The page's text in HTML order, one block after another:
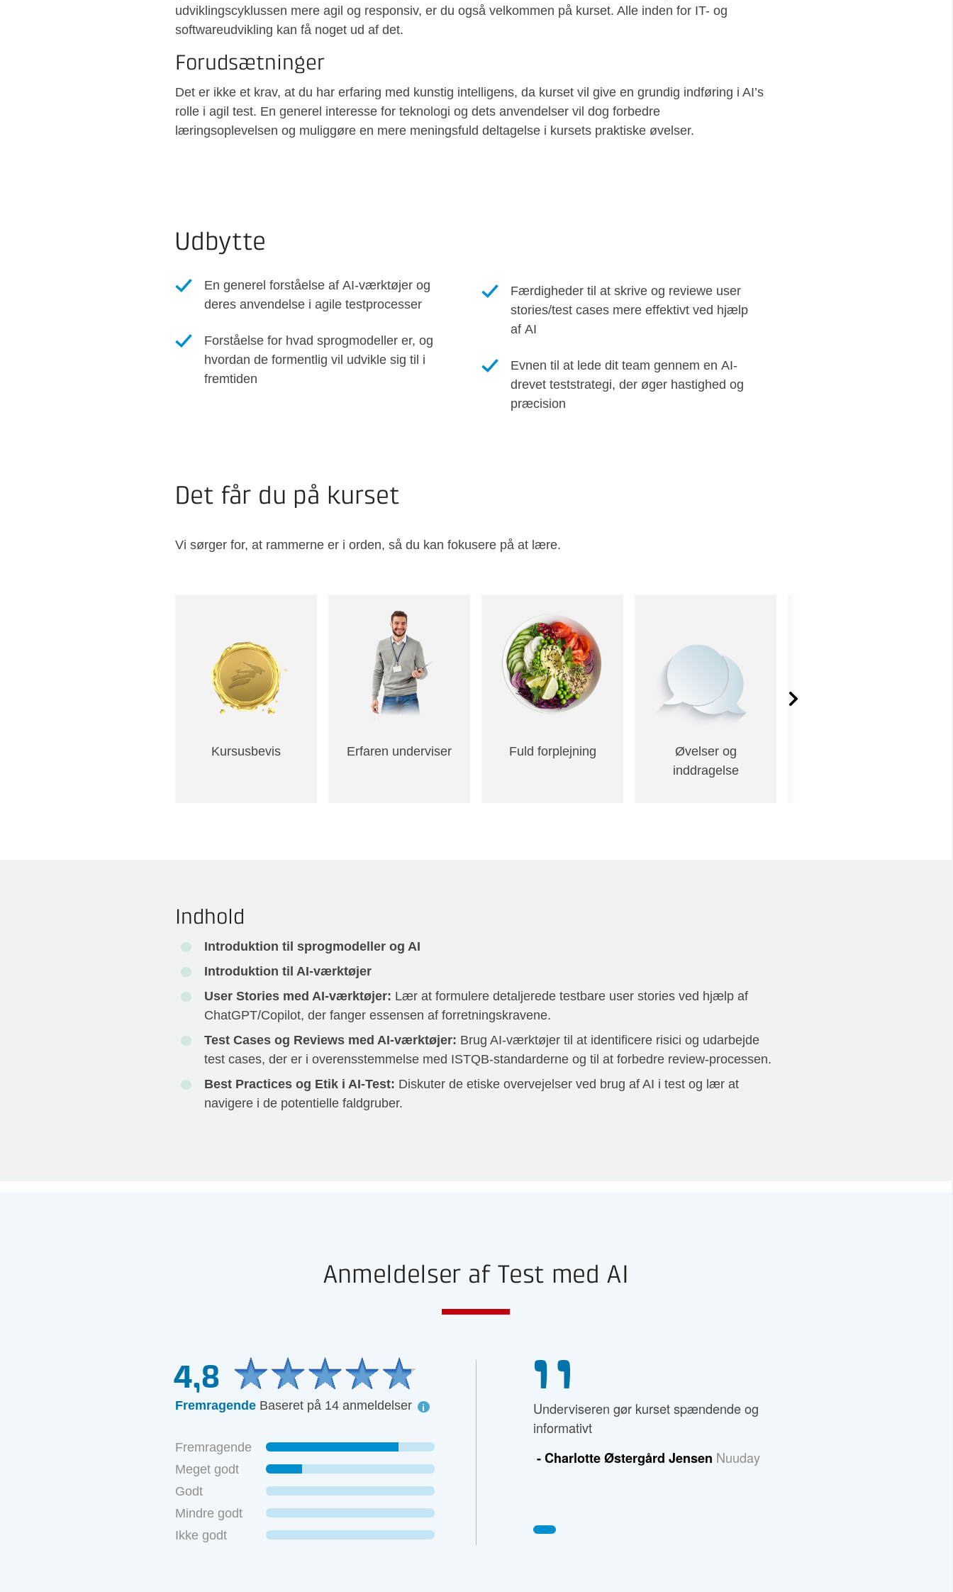
udviklingscyklussen mere agil og responsiv, er du også velkommen på kurset. Alle inden for IT- og
softwareudvikling kan få noget ud af det.
Forudsætninger
Det er ikke et krav, at du har erfaring med kunstig intelligens, da kurset vil give en grundig indføring i AI’s
rolle i agil test. En generel interesse for teknologi og dets anvendelser vil dog forbedre
læringsoplevelsen og muliggøre en mere meningsfuld deltagelse i kursets praktiske øvelser.
Udbytte
En generel forståelse af AI-værktøjer og
deres anvendelse i agile testprocesser
Forståelse for hvad sprogmodeller er, og
hvordan de formentlig vil udvikle sig til i
fremtiden
Færdigheder til at skrive og reviewe user
stories/test cases mere effektivt ved hjælp
af AI
Evnen til at lede dit team gennem en AI-
drevet teststrategi, der øger hastighed og
præcision
Det får du på kurset
Vi sørger for, at rammerne er i orden, så du kan fokusere på at lære.
Kursusbevis Erfaren underviser Fuld forplejning
Øvelser og
inddragelse
Indhold
Introduktion til sprogmodeller og AI
Introduktion til AI-værktøjer
User Stories med AI-værktøjer: Lær at formulere detaljerede testbare user stories ved hjælp af
ChatGPT/Copilot, der fanger essensen af forretningskravene.
Test Cases og Reviews med AI-værktøjer: Brug AI-værktøjer til at identificere risici og udarbejde
test cases, der er i overensstemmelse med ISTQB-standarderne og til at forbedre review-processen.
Best Practices og Etik i AI-Test: Diskuter de etiske overvejelser ved brug af AI i test og lær at
navigere i de potentielle faldgruber.
Anmeldelser af Test med AI
4,8
Fremragende Baseret på 14 anmeldelser
Fremragende
Meget godt
Godt
Mindre godt
Ikke godt
Underviseren gør kurset spændende og
informativt
- Charlotte Østergård Jensen Nuuday